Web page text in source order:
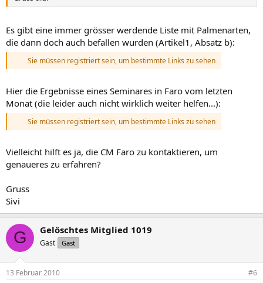
Es gibt eine immer grösser werdende Liste mit Palmenarten,
die dann doch auch befallen wurden (Artikel1, Absatz b):
Sie müssen registriert sein, um bestimmte Links zu sehen
Hier die Ergebnisse eines Seminares in Faro vom letzten
Monat (die leider auch nicht wirklich weiter helfen...):
Sie müssen registriert sein, um bestimmte Links zu sehen
Vielleicht hilft es ja, die CM Faro zu kontaktieren, um
genaueres zu erfahren?
Gruss
Sivi
G Gelöschtes Mitglied 1019
Gast Gast
13 Februar 2010 #6